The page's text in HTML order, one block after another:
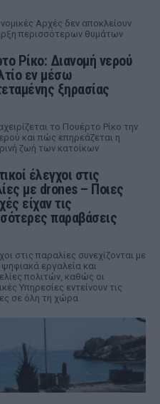
Αρχές δεν αποκλείουν
περισσότερων θυμάτων
Ρίκο: Διανομή νερού
εν μέσω
ξηρασίας
το Πουέρτο Ρίκο την
και πώς επηρεάζεται η
ζωή των κατοίκων
έλεγχοι στις
με drones – Ποιες
είχαν τις
παραβάσεις
στις παραλίες συνεχίζονται με
εργαλεία και
πολιτών, καθώς οι
Υπηρεσίες εντείνουν τις
σε όλη τη χώρα